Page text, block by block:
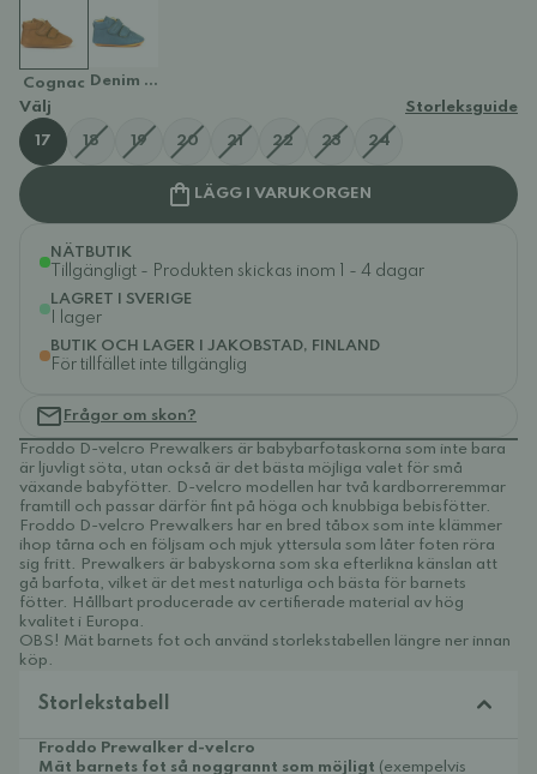
Cognac
Denim blue
Välj
Storleksguide
17 18 19 20 21 22 23 24
LÄGG I VARUKORGEN
NÄTBUTIK
Tillgängligt - Produkten skickas inom 1 - 4 dagar
LAGRET I SVERIGE
I lager
BUTIK OCH LAGER I JAKOBSTAD, FINLAND
För tillfället inte tillgänglig
Frågor om skon?
Froddo D-velcro Prewalkers är babybarfotaskorna som inte bara
är ljuvligt söta, utan också är det bästa möjliga valet för små
växande babyfötter. D-velcro modellen har två kardborreremmar
framtill och passar därför fint på höga och knubbiga bebisfötter.
Froddo D-velcro Prewalkers har en bred tåbox som inte klämmer
ihop tårna och en följsam och mjuk yttersula som låter foten röra
sig fritt. Prewalkers är babyskorna som ska efterlikna känslan att
gå barfota, vilket är det mest naturliga och bästa för barnets
fötter. Hållbart producerade av certifierade material av hög
kvalitet i Europa.
OBS! Mät barnets fot och använd storlekstabellen längre ner innan
köp.
Storlekstabell
Froddo Prewalker d-velcro
Mät barnets fot så noggrannt som möjligt (exempelvis